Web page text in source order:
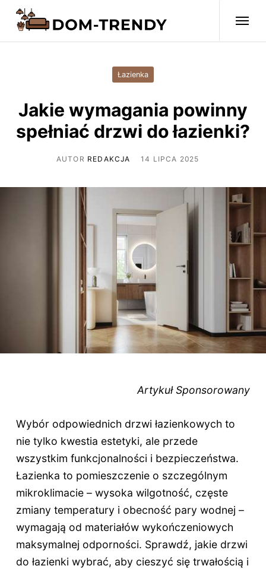
Łazienka
Jakie wymagania powinny
spełniać drzwi do łazienki?
AUTOR REDAKCJA 14 LIPCA 2025
Artykuł Sponsorowany
Wybór odpowiednich drzwi łazienkowych to
nie tylko kwestia estetyki, ale przede
wszystkim funkcjonalności i bezpieczeństwa.
Łazienka to pomieszczenie o szczególnym
mikroklimacie – wysoka wilgotność, częste
zmiany temperatury i obecność pary wodnej –
wymagają od materiałów wykończeniowych
maksymalnej odporności. Sprawdź, jakie drzwi
do łazienki wybrać, aby cieszyć się trwałością i